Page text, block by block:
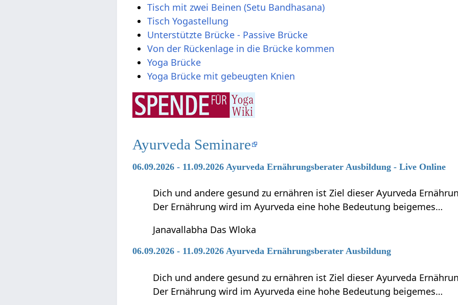
Tisch mit zwei Beinen (Setu Bandhasana)
Tisch Yogastellung
Unterstützte Brücke - Passive Brücke
Von der Rückenlage in die Brücke kommen
Yoga Brücke
Yoga Brücke mit gebeugten Knien
Ayurveda Seminare
06.09.2026 - 11.09.2026 Ayurveda Ernährungsberater Ausbildung - Live Online
Dich und andere gesund zu ernähren ist Ziel dieser Ayurveda
Der Ernährung wird im Ayurveda eine hohe Bedeutung beigemes…
Janavallabha Das Wloka
06.09.2026 - 11.09.2026 Ayurveda Ernährungsberater Ausbildung
Dich und andere gesund zu ernähren ist Ziel dieser Ayurveda
Der Ernährung wird im Ayurveda eine hohe Bedeutung beigemes…